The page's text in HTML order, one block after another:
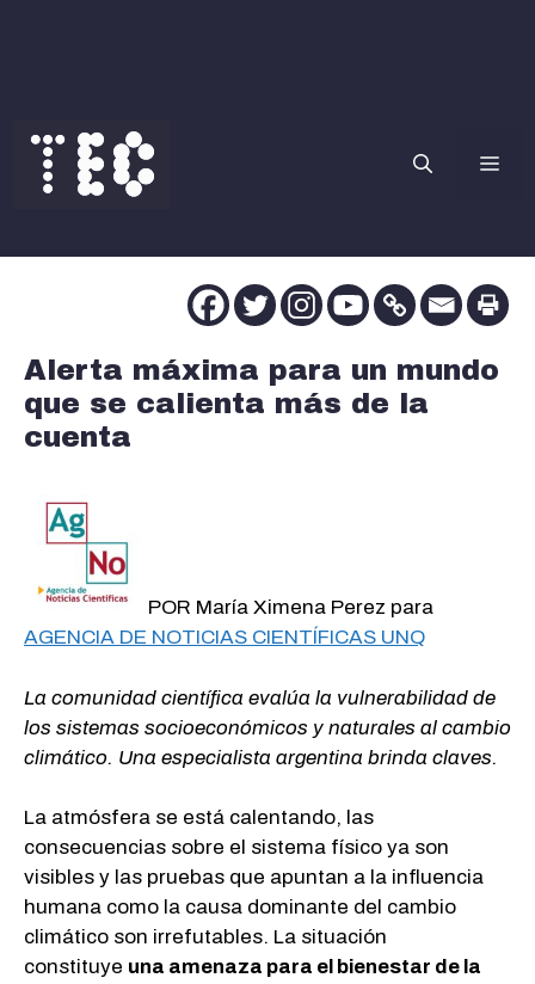
contenido
Alerta máxima para un mundo
que se calienta más de la
cuenta
POR María Ximena Perez para
AGENCIA DE NOTICIAS CIENTÍFICAS UNQ
La comunidad científica evalúa la vulnerabilidad de
los sistemas socioeconómicos y naturales al cambio
climático. Una especialista argentina brinda claves.
La atmósfera se está calentando, las
consecuencias sobre el sistema físico ya son
visibles y las pruebas que apuntan a la influencia
humana como la causa dominante del cambio
climático son irrefutables. La situación
constituye una amenaza para el bienestar de la